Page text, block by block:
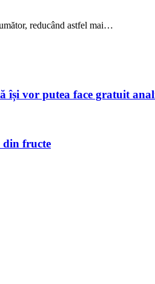
reducând astfel mai…
își vor putea face gratuit
din fructe